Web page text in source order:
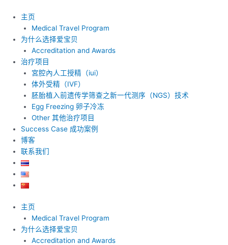
主页
Medical Travel Program
为什么选择爱宝贝
Accreditation and Awards
治疗项目
宮腔內人工授精（iui）
体外受精（IVF）
胚胎植入前遗传学筛查之新一代测序（NGS）技术
Egg Freezing 卵子冷冻
Other 其他治疗项目
Success Case 成功案例
博客
联系我们
主页
Medical Travel Program
为什么选择爱宝贝
Accreditation and Awards